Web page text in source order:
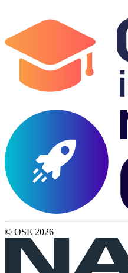
© OSE 2026